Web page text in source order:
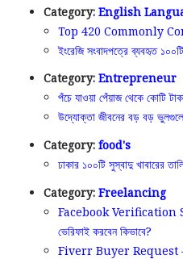
Category: English
Top 420 Commonly
ইংরেজি সংবাদপত্রে ব্যবহৃত
Category: Entrepreneur
পঁচে যাওয়া পেঁয়াজ থেকে কোটি
উদ্যোক্তা জীবনের বড় বড়
Category: food's
ঢাকার ১০০টি সুস্বাদু খাবারের
Category: Freelancing
Facebook Verification
ভেরিফাই করবেন কিভাবে?
Fiverr Buyer Request –